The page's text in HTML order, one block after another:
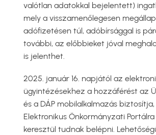
valótlan adatokkal bejelentett)
mely a visszamenőlegesen
adófizetésen túl, adóbírsággal is
további, az előbbieket jóval
is jelenthet.
2025. január 16. napjától az
ügyintézésekhez a hozzáférést az
és a DÁP mobilalkalmazás biztosítja,
Elektronikus Önkormányzati
keresztül tudnak belépni.